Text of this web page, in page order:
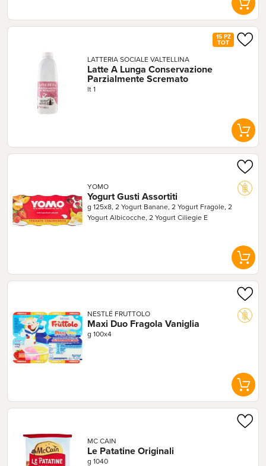
15 PZ
TOT
LATTERIA SOCIALE VALTELLINA
Latte A Lunga Conservazione
Parzialmente Scremato
lt 1
YOMO
Yogurt Gusti Assortiti
g 125x8, 2 Yogurt Banane, 2 Yogurt Fragole, 2
Yogurt Albicocche, 2 Yogurt Ciliegie E
NESTLÉ FRUTTOLO
Maxi Duo Fragola Vaniglia
g 100x4
MC CAIN
Le Patatine Originali
g 1040